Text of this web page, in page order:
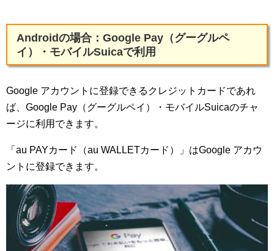
Androidの場合：Google Pay（グーグルペ
イ）・モバイルSuicaで利用
Google アカウントに登録できるクレジットカードであれ
ば、Google Pay（グーグルペイ）・モバイルSuicaのチャ
ージに利用できます。
「au PAYカード（au WALLETカード）」はGoogle アカウ
ントに登録できます。